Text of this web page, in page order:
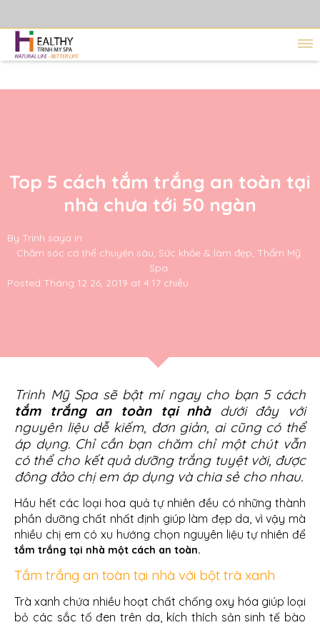
Top 5 cách tắm trắng an toàn tại
nhà chưa tới 50 ngàn
By Trinh saya in
Chăm sóc cơ thể chuyên sâu, Sức khỏe & làm đẹp, Thẩm Mỹ
Spa
Posted Tháng 12 26, 2019 at 4:17 chiều
Trinh Mỹ Spa sẽ bật mí ngay cho bạn 5 cách
tắm trắng an toàn tại nhàdưới đây với
nguyên liệu dễ kiếm, đơn giản, ai cũng có thể
áp dụng. Chỉ cần bạn chăm chỉ một chút vẫn
có thể cho kết quả dưỡng trắng tuyệt vời, được
đông đảo chị em áp dụng và chia sẻ cho nhau.
Hầu hết các loại hoa quả tự nhiên đều có những thành
phần dưỡng chất nhất định giúp làm đẹp da, vì vậy mà
nhiều chị em có xu hướng chọn nguyên liệutự nhiên để
tắm trắng tại nhà một cách an toàn.
Tắm trắng an toàn tại nhà với bột trà xanh
Trà xanh chứa nhiều hoạt chất chống oxy hóa giúp loại
bỏ các sắc tố đen trên da, kích thích sản sinh tế bào